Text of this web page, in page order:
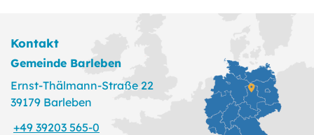
Kontakt
Gemeinde Barleben
Ernst-Thälmann-Straße 22
39179 Barleben
+49 39203 565-0